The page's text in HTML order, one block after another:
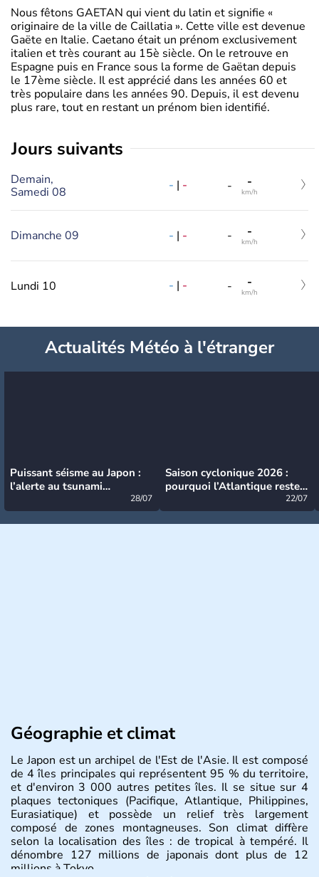
Nous fêtons GAETAN qui vient du latin et signifie «
originaire de la ville de Caillatia ». Cette ville est devenue
Gaëte en Italie. Caetano était un prénom exclusivement
italien et très courant au 15è siècle. On le retrouve en
Espagne puis en France sous la forme de Gaëtan depuis
le 17ème siècle. Il est apprécié dans les années 60 et
très populaire dans les années 90. Depuis, il est devenu
plus rare, tout en restant un prénom bien identifié.
jours suivants
Demain,
Samedi 08
- | - - -
km/h
Dimanche 09 - | - - -
km/h
Lundi 10 - | - - -
km/h
Actualités Météo à l'étranger
Puissant séisme au Japon :
l’alerte au tsunami
28/07
Saison cyclonique 2026 :
pourquoi l’Atlantique reste
22/07
Géographie et climat
Le Japon est un archipel de l'Est de l'Asie. Il est composé
de 4 îles principales qui représentent 95 % du territoire,
et d'environ 3 000 autres petites îles. Il se situe sur 4
plaques tectoniques (Pacifique, Atlantique, Philippines,
Eurasiatique) et possède un relief très largement
composé de zones montagneuses. Son climat diffère
selon la localisation des îles : de tropical à tempéré. Il
dénombre 127 millions de japonais dont plus de 12
millions à Tokyo.